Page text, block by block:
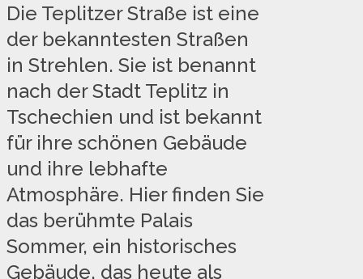
Die Teplitzer Straße ist eine
der bekanntesten Straßen
in Strehlen. Sie ist benannt
nach der Stadt Teplitz in
Tschechien und ist bekannt
für ihre schönen Gebäude
und ihre lebhafte
Atmosphäre. Hier finden Sie
das berühmte Palais
Sommer, ein historisches
Gebäude, das heute als